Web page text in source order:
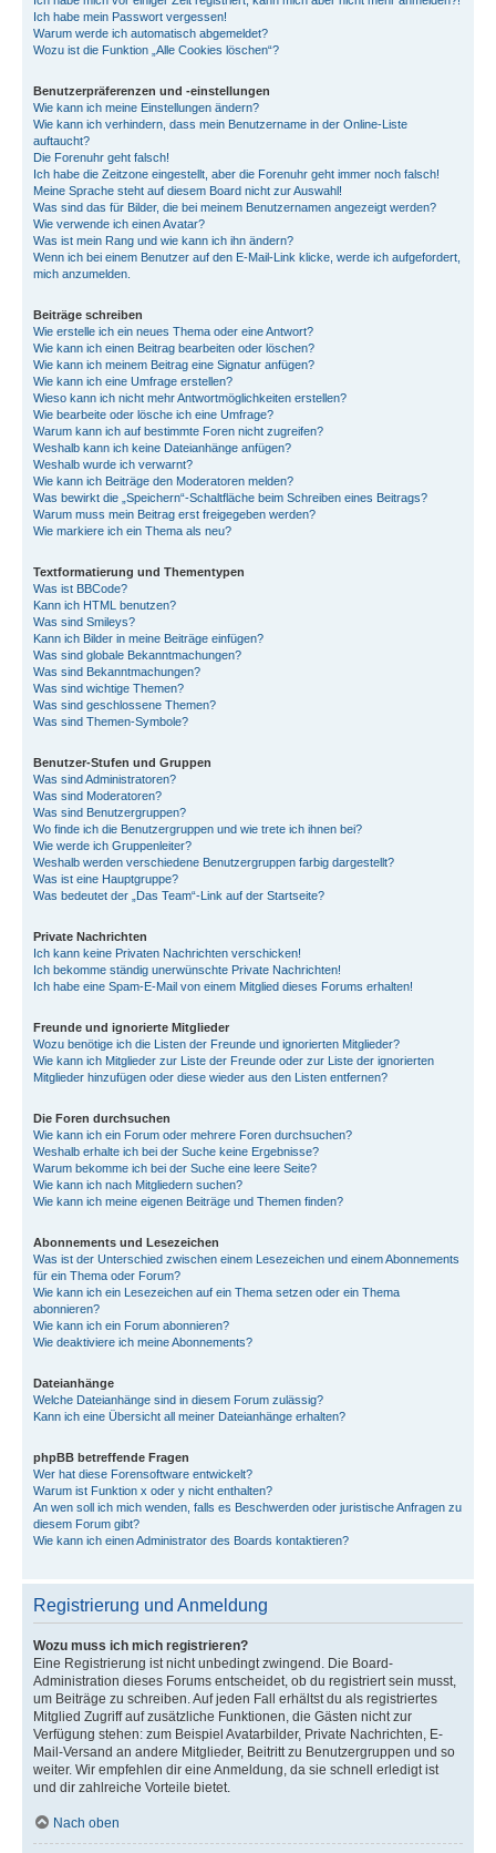
Ich habe mein Passwort vergessen!
Warum werde ich automatisch abgemeldet?
Wozu ist die Funktion „Alle Cookies löschen“?
Benutzerpräferenzen und -einstellungen
Wie kann ich meine Einstellungen ändern?
Wie kann ich verhindern, dass mein Benutzername in der Online-Liste
auftaucht?
Die Forenuhr geht falsch!
Ich habe die Zeitzone eingestellt, aber die Forenuhr geht immer noch falsch!
Meine Sprache steht auf diesem Board nicht zur Auswahl!
Was sind das für Bilder, die bei meinem Benutzernamen angezeigt werden?
Wie verwende ich einen Avatar?
Was ist mein Rang und wie kann ich ihn ändern?
Wenn ich bei einem Benutzer auf den E-Mail-Link klicke, werde ich aufgefordert,
mich anzumelden.
Beiträge schreiben
Wie erstelle ich ein neues Thema oder eine Antwort?
Wie kann ich einen Beitrag bearbeiten oder löschen?
Wie kann ich meinem Beitrag eine Signatur anfügen?
Wie kann ich eine Umfrage erstellen?
Wieso kann ich nicht mehr Antwortmöglichkeiten erstellen?
Wie bearbeite oder lösche ich eine Umfrage?
Warum kann ich auf bestimmte Foren nicht zugreifen?
Weshalb kann ich keine Dateianhänge anfügen?
Weshalb wurde ich verwarnt?
Wie kann ich Beiträge den Moderatoren melden?
Was bewirkt die „Speichern“-Schaltfläche beim Schreiben eines Beitrags?
Warum muss mein Beitrag erst freigegeben werden?
Wie markiere ich ein Thema als neu?
Textformatierung und Thementypen
Was ist BBCode?
Kann ich HTML benutzen?
Was sind Smileys?
Kann ich Bilder in meine Beiträge einfügen?
Was sind globale Bekanntmachungen?
Was sind Bekanntmachungen?
Was sind wichtige Themen?
Was sind geschlossene Themen?
Was sind Themen-Symbole?
Benutzer-Stufen und Gruppen
Was sind Administratoren?
Was sind Moderatoren?
Was sind Benutzergruppen?
Wo finde ich die Benutzergruppen und wie trete ich ihnen bei?
Wie werde ich Gruppenleiter?
Weshalb werden verschiedene Benutzergruppen farbig dargestellt?
Was ist eine Hauptgruppe?
Was bedeutet der „Das Team“-Link auf der Startseite?
Private Nachrichten
Ich kann keine Privaten Nachrichten verschicken!
Ich bekomme ständig unerwünschte Private Nachrichten!
Ich habe eine Spam-E-Mail von einem Mitglied dieses Forums erhalten!
Freunde und ignorierte Mitglieder
Wozu benötige ich die Listen der Freunde und ignorierten Mitglieder?
Wie kann ich Mitglieder zur Liste der Freunde oder zur Liste der ignorierten
Mitglieder hinzufügen oder diese wieder aus den Listen entfernen?
Die Foren durchsuchen
Wie kann ich ein Forum oder mehrere Foren durchsuchen?
Weshalb erhalte ich bei der Suche keine Ergebnisse?
Warum bekomme ich bei der Suche eine leere Seite?
Wie kann ich nach Mitgliedern suchen?
Wie kann ich meine eigenen Beiträge und Themen finden?
Abonnements und Lesezeichen
Was ist der Unterschied zwischen einem Lesezeichen und einem Abonnements
für ein Thema oder Forum?
Wie kann ich ein Lesezeichen auf ein Thema setzen oder ein Thema
abonnieren?
Wie kann ich ein Forum abonnieren?
Wie deaktiviere ich meine Abonnements?
Dateianhänge
Welche Dateianhänge sind in diesem Forum zulässig?
Kann ich eine Übersicht all meiner Dateianhänge erhalten?
phpBB betreffende Fragen
Wer hat diese Forensoftware entwickelt?
Warum ist Funktion x oder y nicht enthalten?
An wen soll ich mich wenden, falls es Beschwerden oder juristische Anfragen zu
diesem Forum gibt?
Wie kann ich einen Administrator des Boards kontaktieren?
Registrierung und Anmeldung
Wozu muss ich mich registrieren?
Eine Registrierung ist nicht unbedingt zwingend. Die Board-
Administration dieses Forums entscheidet, ob du registriert sein musst,
um Beiträge zu schreiben. Auf jeden Fall erhältst du als registriertes
Mitglied Zugriff auf zusätzliche Funktionen, die Gästen nicht zur
Verfügung stehen: zum Beispiel Avatarbilder, Private Nachrichten, E-
Mail-Versand an andere Mitglieder, Beitritt zu Benutzergruppen und so
weiter. Wir empfehlen dir eine Anmeldung, da sie schnell erledigt ist
und dir zahlreiche Vorteile bietet.
Nach oben